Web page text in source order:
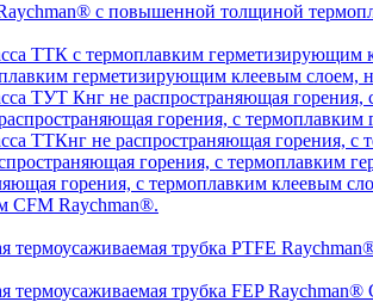
Raychman® с повышенной толщиной
герметизирующим клеевым слоем,
горения, с
горения, с термоплавким
CFM Raychman®.